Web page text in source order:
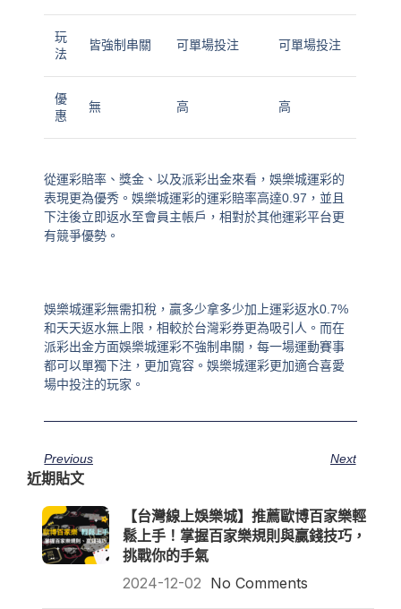
玩
法
皆強制串關 可單場投注 可單場投注
優
惠
無 高 高
從運彩賠率、獎金、以及派彩出金來看，娛樂城運彩的
表現更為優秀。娛樂城運彩的運彩賠率高達0.97，並且
下注後立即返水至會員主帳戶，相對於其他運彩平台更
有競爭優勢。
娛樂城運彩無需扣稅，贏多少拿多少加上運彩返水0.7%
和天天返水無上限，相較於台灣彩券更為吸引人。而在
派彩出金方面娛樂城運彩不強制串關，每一場運動賽事
都可以單獨下注，更加寬容。娛樂城運彩更加適合喜愛
場中投注的玩家。
Previous Next
近期貼文
【台灣線上娛樂城】推薦歐博百家樂輕
鬆上手！掌握百家樂規則與贏錢技巧，
挑戰你的手氣
2024-12-02 No Comments